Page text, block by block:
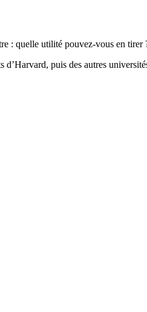
: quelle utilité pouvez-vous en tirer
d’Harvard, puis des autres